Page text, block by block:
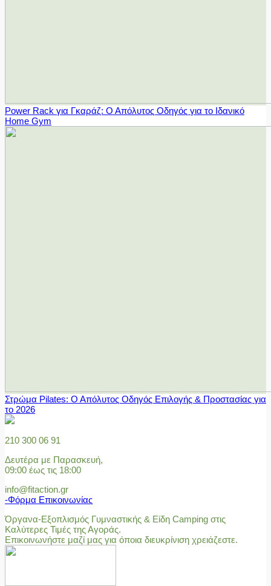
Power Rack για Γκαράζ: Ο Απόλυτος Οδηγός για το Ιδανικό
Home Gym
Στρώμα Pilates: Ο Απόλυτος Οδηγός Επιλογής & Προστασίας για
το 2026
210 300 06 91
Δευτέρα με Παρασκευή,
09:00 έως τις 18:00
info@fitaction.gr
-Φόρμα Επικοινωνίας
Όργανα-Εξοπλισμός Γυμναστικής & Είδη Camping στις
Καλύτερες Τιμές της Αγοράς.
Επικοινωνήστε μαζί μας για όποια διευκρίνιση χρειάζεστε.